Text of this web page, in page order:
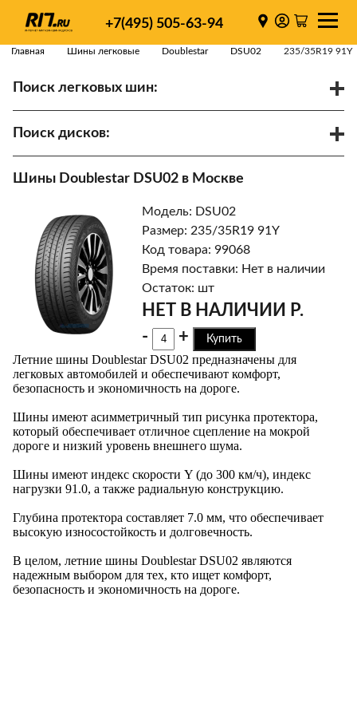
+7(495) 505-63-94
Главная Шины легковые Doublestar DSU02 235/35R19 91Y
Поиск легковых шин:
Поиск дисков:
Найти
Шины Doublestar DSU02 в Москве
Модель: DSU02
Размер: 235/35R19 91Y
Код товара: 99068
Время поставки: Нет в наличии
Остаток: шт
НЕТ В НАЛИЧИИ Р.
-
+ Купить
Летние шины Doublestar DSU02 предназначены для
легковых автомобилей и обеспечивают комфорт,
безопасность и экономичность на дороге.
Шины имеют асимметричный тип рисунка протектора,
который обеспечивает отличное сцепление на мокрой
дороге и низкий уровень внешнего шума.
Шины имеют индекс скорости Y (до 300 км/ч), индекс
нагрузки 91.0, а также радиальную конструкцию.
Глубина протектора составляет 7.0 мм, что обеспечивает
высокую износостойкость и долговечность.
В целом, летние шины Doublestar DSU02 являются
надежным выбором для тех, кто ищет комфорт,
безопасность и экономичность на дороге.